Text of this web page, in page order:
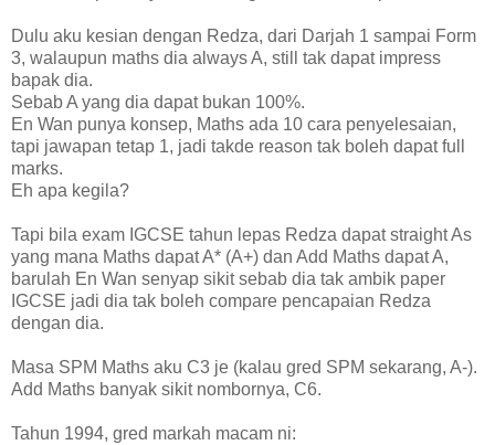
Dulu aku kesian dengan Redza, dari Darjah 1 sampai Form
3, walaupun maths dia always A, still tak dapat impress
bapak dia.
Sebab A yang dia dapat bukan 100%.
En Wan punya konsep, Maths ada 10 cara penyelesaian,
tapi jawapan tetap 1, jadi takde reason tak boleh dapat full
marks.
Eh apa kegila?
Tapi bila exam IGCSE tahun lepas Redza dapat straight As
yang mana Maths dapat A* (A+) dan Add Maths dapat A,
barulah En Wan senyap sikit sebab dia tak ambik paper
IGCSE jadi dia tak boleh compare pencapaian Redza
dengan dia.
Masa SPM Maths aku C3 je (kalau gred SPM sekarang, A-).
Add Maths banyak sikit nombornya, C6.
Tahun 1994, gred markah macam ni: